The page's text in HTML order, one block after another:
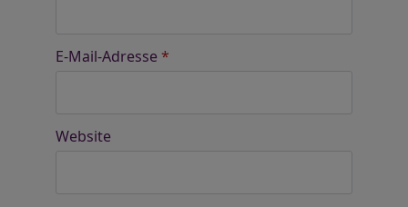
E-Mail-Adresse *
Website